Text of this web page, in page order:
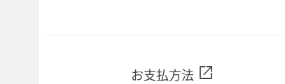
お支払方法 open_in_new